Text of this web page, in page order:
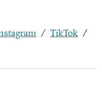
/ TikTok /